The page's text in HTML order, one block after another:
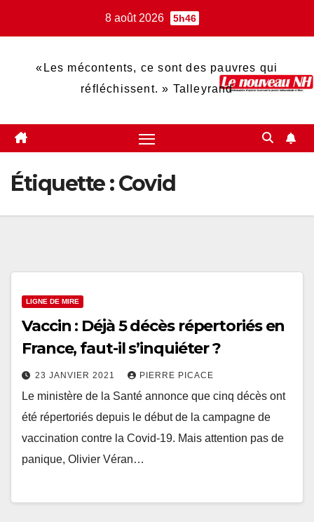
8 août 2026 5h46
«Les mécontents, ce sont des pauvres qui
réfléchissent. » Talleyrand
Étiquette :Covid
LIGNE DE MIRE
Vaccin : Déjà 5 décès répertoriés en
France, faut-il s’inquiéter ?
23 JANVIER 2021 PIERRE PICACE
Le ministère de la Santé annonce que cinq décès ont
été répertoriés depuis le début de la campagne de
vaccination contre la Covid-19. Mais attention pas de
panique, Olivier Véran…